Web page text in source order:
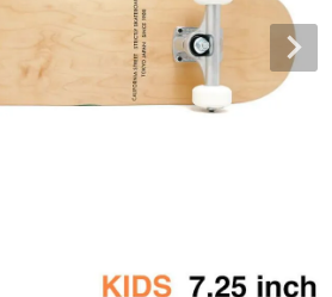
ィーエフ）
（ドラゴンフォーミュ
表記